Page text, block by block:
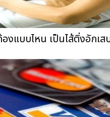
งแบบไหน เป็นไส้ติ่งอักเส